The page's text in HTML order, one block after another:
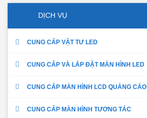
DỊCH VỤ
CUNG CẤP VẬT TƯ LED
CUNG CẤP VÀ LẮP ĐẶT MÀN HÌNH LED
CUNG CẤP MÀN HÌNH LCD QUẢNG CÁO
CUNG CẤP MÀN HÌNH TƯƠNG TÁC